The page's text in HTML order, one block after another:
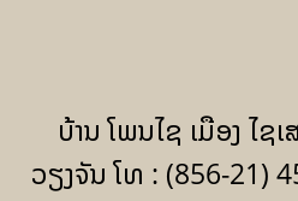
ບ້ານ ໂພນໄຊ ເມືອງ ໄຊ
ວຽງຈັນ ໂທ : (856-21)